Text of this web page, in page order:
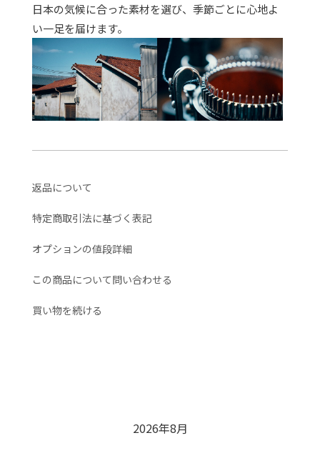
日本の気候に合った素材を選び、季節ごとに心地よ
い一足を届けます。
返品について
特定商取引法に基づく表記
オプションの値段詳細
この商品について問い合わせる
買い物を続ける
2026年8月